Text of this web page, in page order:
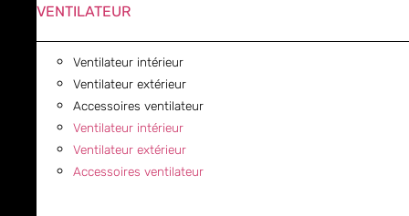
VENTILATEUR
Ventilateur intérieur
Ventilateur extérieur
Accessoires ventilateur
Ventilateur intérieur
Ventilateur extérieur
Accessoires ventilateur